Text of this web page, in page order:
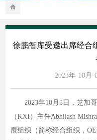
徐鹏智库受邀出席经合
2023年-10月-
2023年10月5日，芝加哥
（KXI）主任Abhilash
展组织（简称经合组织，